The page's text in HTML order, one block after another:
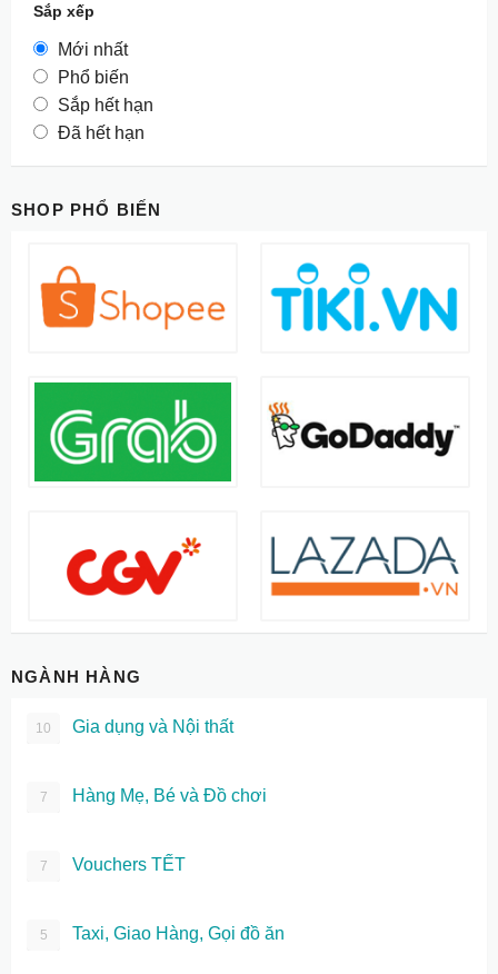
Sắp xếp
Mới nhất
Phổ biến
Sắp hết hạn
Đã hết hạn
SHOP PHỔ BIẾN
NGÀNH HÀNG
10 Gia dụng và Nội thất
7 Hàng Mẹ, Bé và Đồ chơi
7 Vouchers TẾT
5 Taxi, Giao Hàng, Gọi đồ ăn